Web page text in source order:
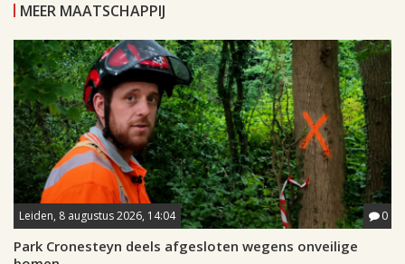
MEER MAATSCHAPPIJ
Leiden, 8 augustus 2026, 14:04 0
Park Cronesteyn deels afgesloten wegens onveilige